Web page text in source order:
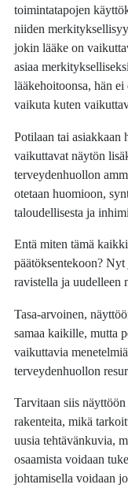
toimintatapojen
niiden
jokin lääke on
asiaa
lääkehoitoonsa, hän
vaikuta kuten
Potilaan tai asiakkaan
vaikuttavat näytön
terveydenhuollon
otetaan huomioon,
taloudellisesta ja
Entä miten tämä
päätöksentekoon?
ravistella ja uudelleen
Tasa-arvoinen,
samaa kaikille, mutta
vaikuttavia
terveydenhuollon
Tarvitaan siis
rakenteita, mikä
uusia tehtävänkuvia,
osaamista voidaan
johtamisella voidaan